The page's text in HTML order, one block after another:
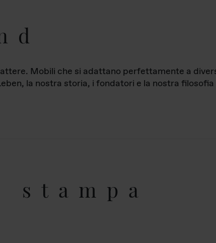
Mobili che si adattano perfettamente a
la nostra storia, i fondatori e la nostra